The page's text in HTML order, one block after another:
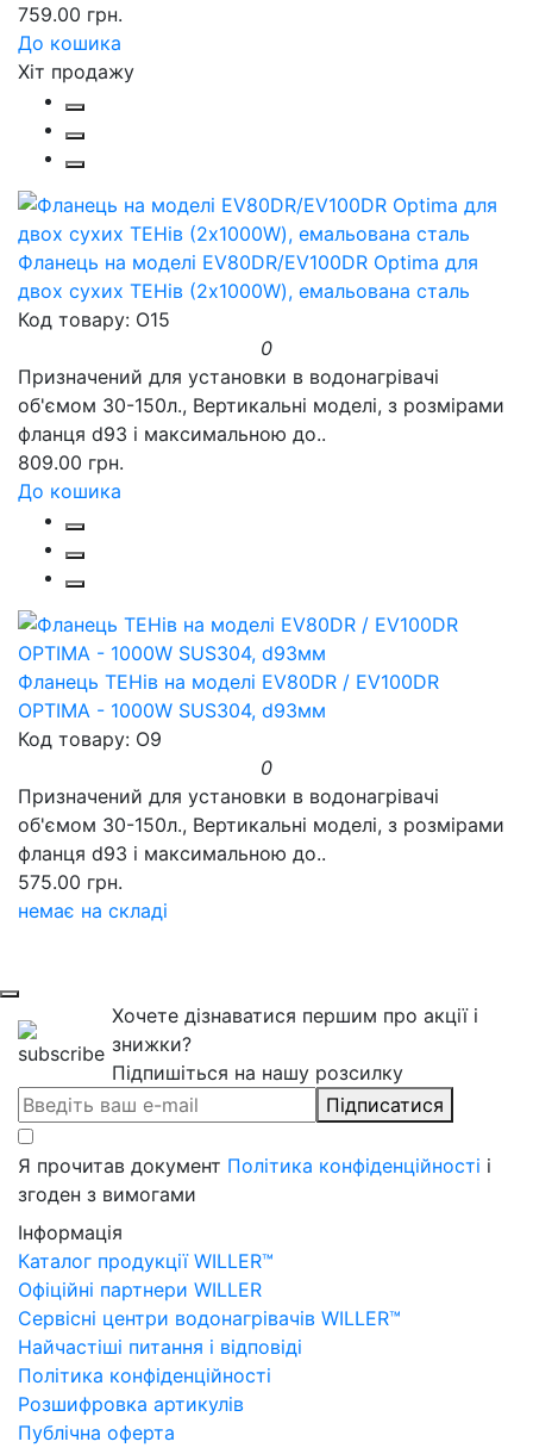
759.00 грн.
До кошика
Хіт продажу
Фланець на моделі EV80DR/EV100DR Optima для
двох сухих ТЕНів (2х1000W), емальована сталь
Код товару: O15
0
Призначений для установки в водонагрівачі
об'ємом 30-150л., Вертикальні моделі, з розмірами
фланця d93 і максимальною до..
809.00 грн.
До кошика
Фланець ТЕНів на моделі EV80DR / EV100DR
OPTIMA - 1000W SUS304, d93мм
Код товару: O9
0
Призначений для установки в водонагрівачі
об'ємом 30-150л., Вертикальні моделі, з розмірами
фланця d93 і максимальною до..
575.00 грн.
немає на складі
Хочете дізнаватися першим про акції і
знижки?
Підпишіться на нашу розсилку
Підписатися
Я прочитав документ Політика конфіденційності і
згоден з вимогами
Інформація
Каталог продукції WILLER™
Офіційні партнери WILLER
Сервісні центри водонагрівачів WILLER™
Найчастіші питання і відповіді
Політика конфіденційності
Розшифровка артикулів
Публічна оферта